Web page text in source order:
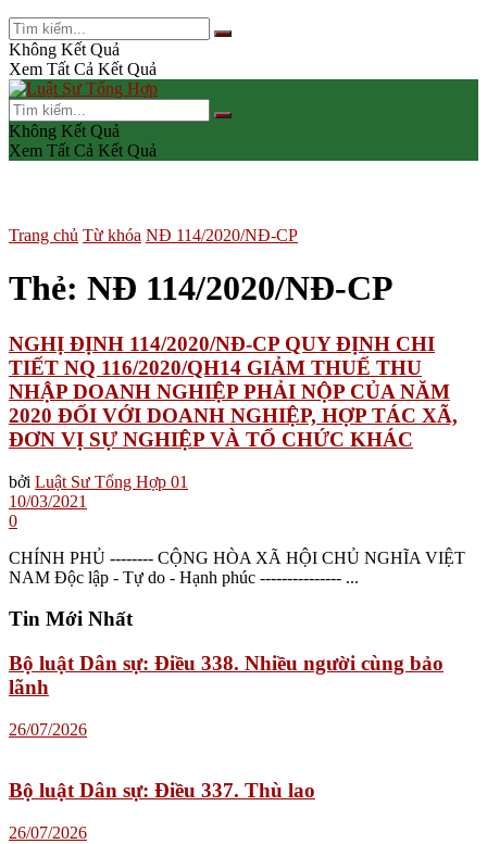
Không Kết Quả
Xem Tất Cả Kết Quả
Không Kết Quả
Xem Tất Cả Kết Quả
Trang chủ Từ khóa NĐ 114/2020/NĐ-CP
Thẻ: NĐ 114/2020/NĐ-CP
NGHỊ ĐỊNH 114/2020/NĐ-CP QUY ĐỊNH CHI
TIẾT NQ 116/2020/QH14 GIẢM THUẾ THU
NHẬP DOANH NGHIỆP PHẢI NỘP CỦA NĂM
2020 ĐỐI VỚI DOANH NGHIỆP, HỢP TÁC XÃ,
ĐƠN VỊ SỰ NGHIỆP VÀ TỔ CHỨC KHÁC
bởi Luật Sư Tổng Hợp 01
10/03/2021
0
CHÍNH PHỦ -------- CỘNG HÒA XÃ HỘI CHỦ NGHĨA VIỆT
NAM Độc lập - Tự do - Hạnh phúc --------------- ...
Tin Mới Nhất
Bộ luật Dân sự: Điều 338. Nhiều người cùng bảo
lãnh
26/07/2026
Bộ luật Dân sự: Điều 337. Thù lao
26/07/2026